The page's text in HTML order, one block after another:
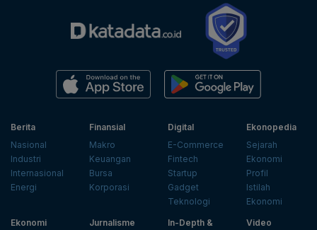
Berita
Nasional
Industri
Internasional
Energi
Finansial
Makro
Keuangan
Bursa
Korporasi
Digital
E-Commerce
Fintech
Startup
Gadget
Teknologi
Ekonopedia
Sejarah
Ekonomi
Profil
Istilah
Ekonomi
Ekonomi
Jurnalisme
In-Depth &
Video